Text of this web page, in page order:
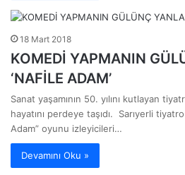
18 Mart 2018
KOMEDİ YAPMANIN
‘NAFİLE ADAM’
Sanat yaşamının 50. yılını kutlayan
hayatını perdeye taşıdı. Sarıyerli
Adam” oyunu izleyicileri…
Devamını Oku »